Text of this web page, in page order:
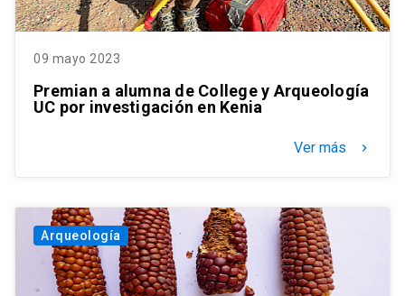
09 mayo 2023
Premian a alumna de College y Arqueología
UC por investigación en Kenia
Ver más keyboard_arrow_right
Arqueología